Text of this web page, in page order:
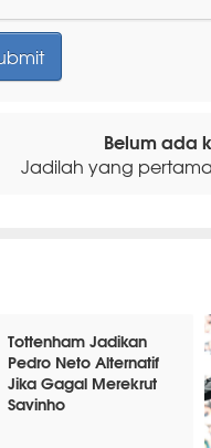
Belum ada
Jadilah yang
Tottenham Jadikan
Pedro Neto Alternatif
Jika Gagal Merekrut
Savinho